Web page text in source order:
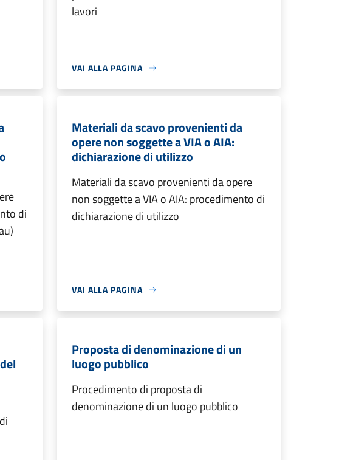
lavori
VAI ALLA PAGINA
di
Materiali da scavo provenienti da
opere non soggette a VIA o AIA:
dichiarazione di utilizzo
Materiali da scavo provenienti da opere
non soggette a VIA o AIA: procedimento di
dichiarazione di utilizzo
VAI ALLA PAGINA
Proposta di denominazione di un
luogo pubblico
Procedimento di proposta di
denominazione di un luogo pubblico